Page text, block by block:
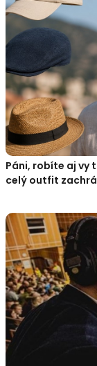
Páni, robíte aj vy
celý outfit